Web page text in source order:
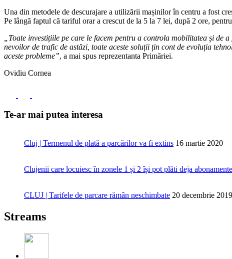
Una din metodele de descurajare a utilizării mașinilor în centru a fost
Pe lângă faptul că tariful orar a crescut de la 5 la 7 lei, după 2 ore,
„Toate investițiile pe care le facem pentru a controla mobilitatea și de
nevoilor de trafic de astăzi, toate aceste soluții țin cont de evoluția
aceste probleme”, a mai spus reprezentanta Primăriei.
Ovidiu Cornea
Te-ar mai putea interesa
Cluj | Termenul de plată a parcărilor va fi extins 16 martie 2020
Clujenii care locuiesc în zonele 1 și 2 își pot plăti deja
CLUJ | Tarifele de parcare rămân neschimbate 20 decembrie 2019
Streams